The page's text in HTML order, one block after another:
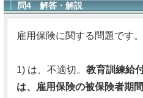
問4 解答・解説
雇用保険に関する問題です。
1) は、不適切。 教育訓練給
は、雇用保険の被保険者期